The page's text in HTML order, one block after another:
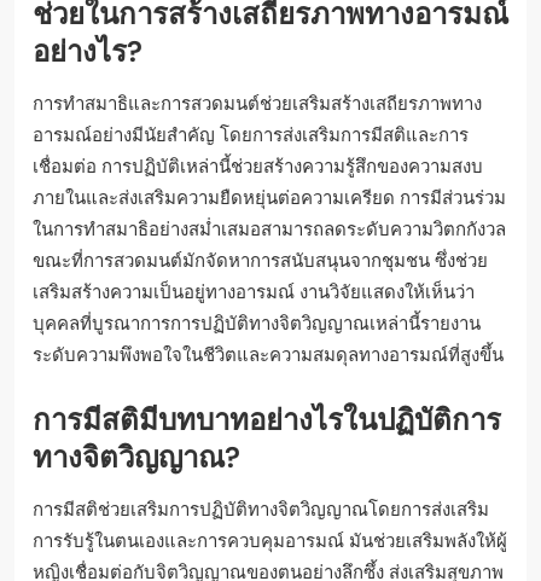
ช่วยในการสร้างเสถียรภาพทางอารมณ์
อย่างไร?
การทำสมาธิและการสวดมนต์ช่วยเสริมสร้างเสถียรภาพทาง
อารมณ์อย่างมีนัยสำคัญ โดยการส่งเสริมการมีสติและการ
เชื่อมต่อ การปฏิบัติเหล่านี้ช่วยสร้างความรู้สึกของความสงบ
ภายในและส่งเสริมความยืดหยุ่นต่อความเครียด การมีส่วนร่วม
ในการทำสมาธิอย่างสม่ำเสมอสามารถลดระดับความวิตกกังวล
ขณะที่การสวดมนต์มักจัดหาการสนับสนุนจากชุมชน ซึ่งช่วย
เสริมสร้างความเป็นอยู่ทางอารมณ์ งานวิจัยแสดงให้เห็นว่า
บุคคลที่บูรณาการการปฏิบัติทางจิตวิญญาณเหล่านี้รายงาน
ระดับความพึงพอใจในชีวิตและความสมดุลทางอารมณ์ที่สูงขึ้น
การมีสติมีบทบาทอย่างไรในปฏิบัติการ
ทางจิตวิญญาณ?
การมีสติช่วยเสริมการปฏิบัติทางจิตวิญญาณโดยการส่งเสริม
การรับรู้ในตนเองและการควบคุมอารมณ์ มันช่วยเสริมพลังให้ผู้
หญิงเชื่อมต่อกับจิตวิญญาณของตนอย่างลึกซึ้ง ส่งเสริมสุขภาพ